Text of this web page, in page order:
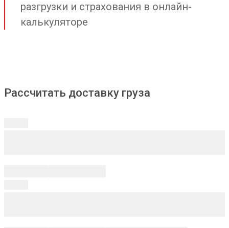
разгрузки и страхования в онлайн-
калькуляторе
Рассчитать доставку груза